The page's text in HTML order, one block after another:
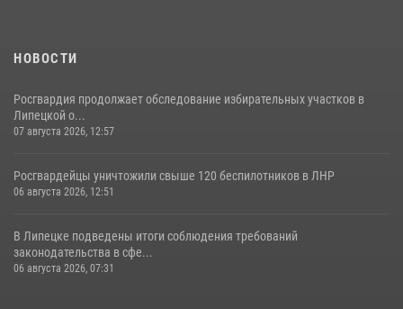
НОВОСТИ
Росгвардия продолжает обследование избирательных участков в
Липецкой о...
07 августа 2026, 12:57
Росгвардейцы уничтожили свыше 120 беспилотников в ЛНР
06 августа 2026, 12:51
В Липецке подведены итоги соблюдения требований
законодательства в сфе...
06 августа 2026, 07:31